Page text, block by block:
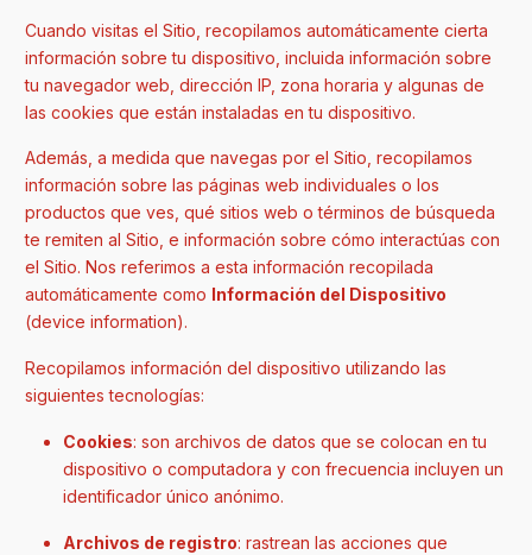
Cuando visitas el Sitio, recopilamos automáticamente cierta
información sobre tu dispositivo, incluida información sobre
tu navegador web, dirección IP, zona horaria y algunas de
las cookies que están instaladas en tu dispositivo.
Además, a medida que navegas por el Sitio, recopilamos
información sobre las páginas web individuales o los
productos que ves, qué sitios web o términos de búsqueda
te remiten al Sitio, e información sobre cómo interactúas con
el Sitio. Nos referimos a esta información recopilada
automáticamente como Información del Dispositivo
(device information).
Recopilamos información del dispositivo utilizando las
siguientes tecnologías:
Cookies: son archivos de datos que se colocan en tu
dispositivo o computadora y con frecuencia incluyen un
identificador único anónimo.
Archivos de registro: rastrean las acciones que